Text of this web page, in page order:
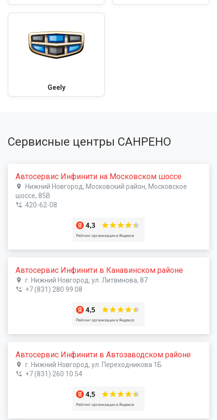
Geely
Сервисные центры САНРЕНО
Автосервис Инфинити на Московском шоссе
Нижний Новгород, Московский район, Московское
шоссе, 85В
420-62-08
Автосервис Инфинити в Канавинском районе
г. Нижний Новгород, ул. Литвинова, 87
+7 (831) 280 99 08
Автосервис Инфинити в Автозаводском районе
г. Нижний Новгород, ул. Переходникова 1Б
+7 (831) 260 10 54